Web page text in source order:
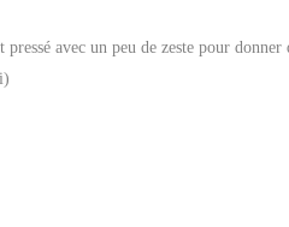
avec un peu de zeste pour